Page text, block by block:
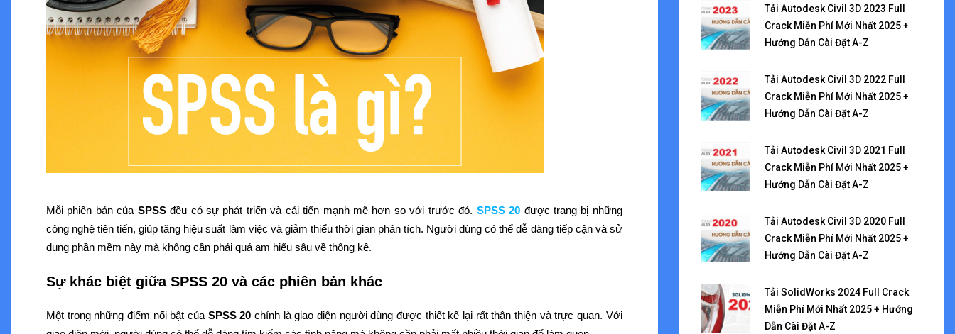
Mỗi phiên bản của SPSSđều có sự phát triển và cải tiến mạnh mẽ hơn so với trước đó. SPSS 20 được trang bị những
công nghệ tiên tiến, giúp tăng hiệu suất làm việc và giảm thiểu thời gian phân tích. Người dùng có thể dễ dàng tiếp cận và sử
dụng phần mềm này mà không cần phải quá am hiểu sâu về thống kê.
Sự khác biệt giữa SPSS 20 và các phiên bản khác
Một trong những điểm nổi bật của SPSS 20 chính là giao diện người dùng được thiết kế lại rất thân thiện và trực quan. Với
Tải Autodesk Civil 3D 2023 Full
Crack Miễn Phí Mới Nhất 2025 +
Hướng Dẫn Cài Đặt A-Z
Tải Autodesk Civil 3D 2022 Full
Crack Miễn Phí Mới Nhất 2025 +
Hướng Dẫn Cài Đặt A-Z
Tải Autodesk Civil 3D 2021 Full
Crack Miễn Phí Mới Nhất 2025 +
Hướng Dẫn Cài Đặt A-Z
Tải Autodesk Civil 3D 2020 Full
Crack Miễn Phí Mới Nhất 2025 +
Hướng Dẫn Cài Đặt A-Z
Tải SolidWorks 2024 Full Crack
Miễn Phí Mới Nhất 2025 + Hướng
Dẫn Cài Đặt A-Z